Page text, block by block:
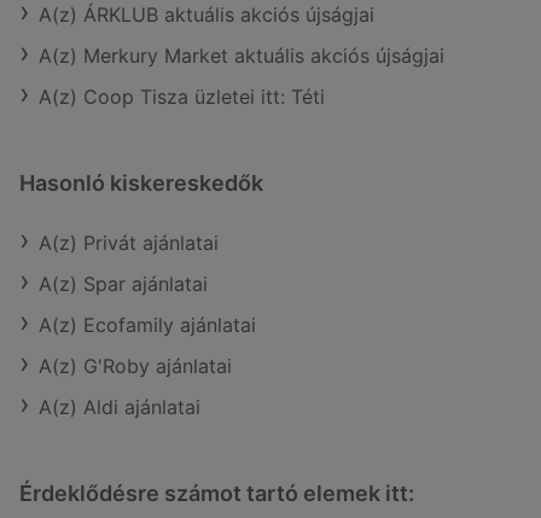
A(z) ÁRKLUB aktuális akciós újságjai
A(z) Merkury Market aktuális akciós újságjai
A(z) Coop Tisza üzletei itt: Téti
Hasonló kiskereskedők
A(z) Privát ajánlatai
A(z) Spar ajánlatai
A(z) Ecofamily ajánlatai
A(z) G'Roby ajánlatai
A(z) Aldi ajánlatai
Érdeklődésre számot tartó elemek itt: